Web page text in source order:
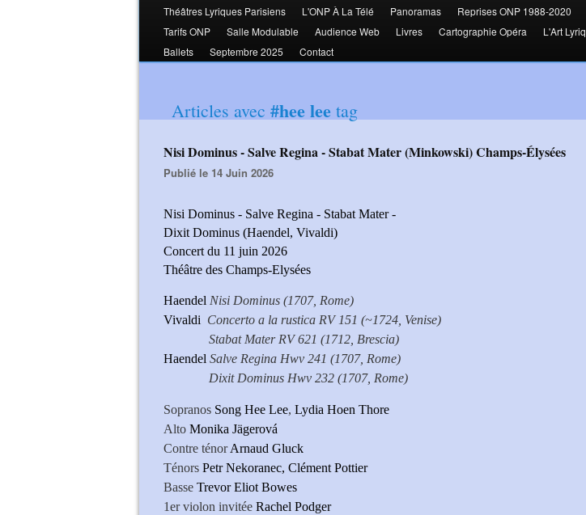
Théâtres Lyriques Parisiens
L'ONP À La Télé Panoramas Reprises ONP 1988-2020
Tarifs ONP
Salle Modulable Audience Web Livres Cartographie Opéra L'Art
Ballets
Septembre 2025 Contact
Articles avec #hee lee tag
Nisi Dominus - Salve Regina - Stabat Mater (Minkowski) Champs-Élysées
Publié le 14 Juin 2026
Nisi Dominus - Salve Regina - Stabat Mater -
Dixit Dominus (Haendel, Vivaldi)
Concert du 11 juin 2026
Théâtre des Champs-Elysées
Haendel Nisi Dominus (1707, Rome)
Vivaldi Concerto a la rustica RV 151 (~1724, Venise)
Stabat Mater RV 621 (1712, Brescia)
Haendel Salve Regina Hwv 241 (1707, Rome)
Dixit Dominus Hwv 232 (1707, Rome)
Sopranos Song Hee Lee, Lydia Hoen Thore
Alto Monika Jägerová
Contre ténorArnaud Gluck
Ténors Petr Nekoranec, Clément Pottier
Basse Trevor Eliot Bowes
1er violon invitée Rachel Podger